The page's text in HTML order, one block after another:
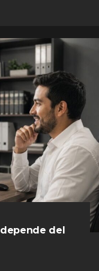
del